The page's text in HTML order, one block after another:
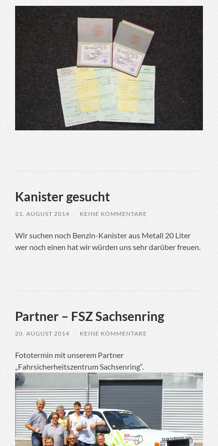
Kanister gesucht
21. AUGUST 2014 KEINE KOMMENTARE
Wir suchen noch Benzin-Kanister aus Metall 20 Liter
wer noch einen hat wir würden uns sehr darüber freuen.
Partner – FSZ Sachsenring
20. AUGUST 2014 KEINE KOMMENTARE
Fototermin mit unserem Partner
„Fahrsicherheitszentrum Sachsenring“.